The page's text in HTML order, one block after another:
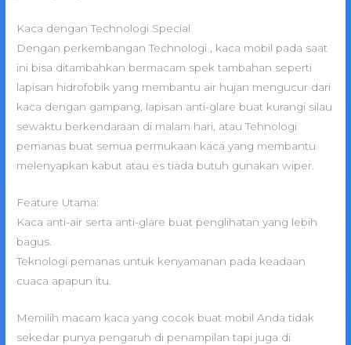
Kaca dengan Technologi Special
Dengan perkembangan Technologi , kaca mobil pada saat
ini bisa ditambahkan bermacam spek tambahan seperti
lapisan hidrofobik yang membantu air hujan mengucur dari
kaca dengan gampang, lapisan anti-glare buat kurangi silau
sewaktu berkendaraan di malam hari, atau Tehnologi
pemanas buat semua permukaan kaca yang membantu
melenyapkan kabut atau es tiada butuh gunakan wiper.
Feature Utama:
Kaca anti-air serta anti-glare buat penglihatan yang lebih
bagus.
Teknologi pemanas untuk kenyamanan pada keadaan
cuaca apapun itu.
Memilih macam kaca yang cocok buat mobil Anda tidak
sekedar punya pengaruh di penampilan tapi juga di